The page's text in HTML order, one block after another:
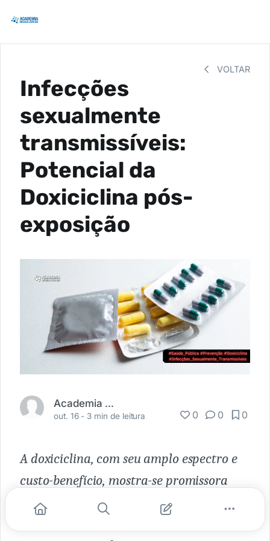
VOLTAR
Infecções
sexualmente
transmissíveis:
Potencial da
Doxiciclina pós-
exposição
Academia Médica
out. 16 - 3 min de leitura 0 0 0
A doxiciclina, com seu amplo espectro e
custo-benefício, mostra-se promissora
como profilático, especialmente para